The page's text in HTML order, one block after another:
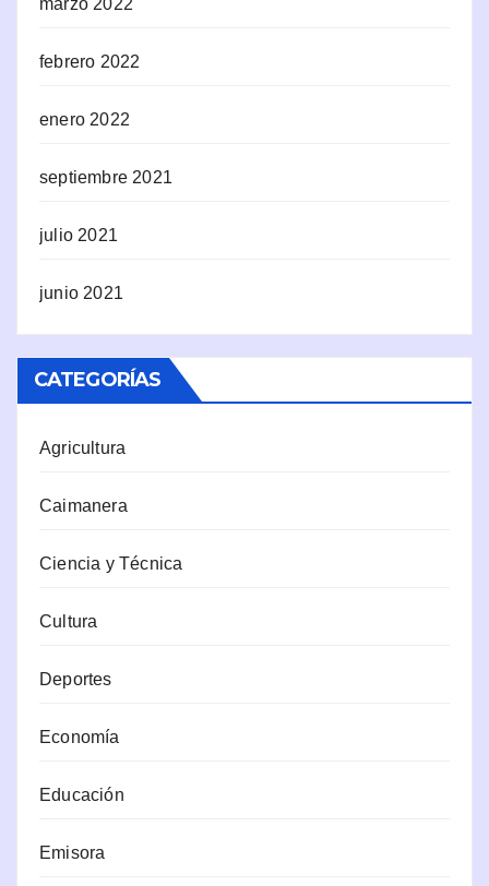
marzo 2022
febrero 2022
enero 2022
septiembre 2021
julio 2021
junio 2021
CATEGORÍAS
Agricultura
Caimanera
Ciencia y Técnica
Cultura
Deportes
Economía
Educación
Emisora